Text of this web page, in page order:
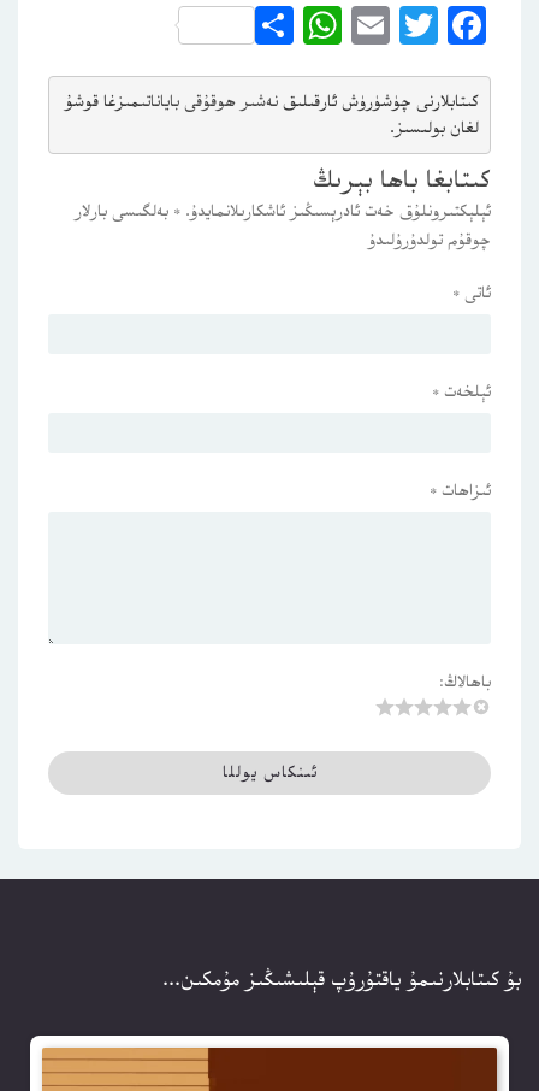
Facebook
Twitter
Email
WhatsApp
Share
كىتابلارنى چۈشۈرۈش ئارقىلىق نەشىر ھوقۇقى باياناتىمىزغا قوشۇ
لغان بولىسىز.
كىتابغا باھا بېرىڭ
ئېلېكتىرونلۇق خەت ئادرېسىڭىز ئاشكارىلانمايدۇ. * بەلگىسى بارلار
چوقۇم تولدۇرۇلىدۇ
ئاتى *
ئېلخەت *
ئىزاھات *
باھالاڭ:
بۇ كىتابلارنىمۇ ياقتۇرۇپ قېلىشىڭىز مۇمكىن...